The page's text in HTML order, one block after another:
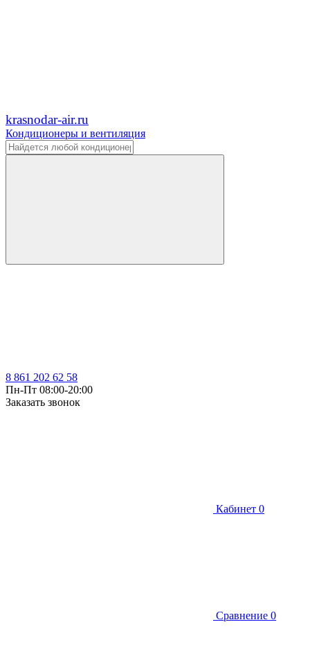
krasnodar-air.ru
Кондиционеры и вентиляция
8 861 202 62 58
Пн-Пт 08:00-20:00
Заказать звонок
Кабинет 0
Сравнение 0